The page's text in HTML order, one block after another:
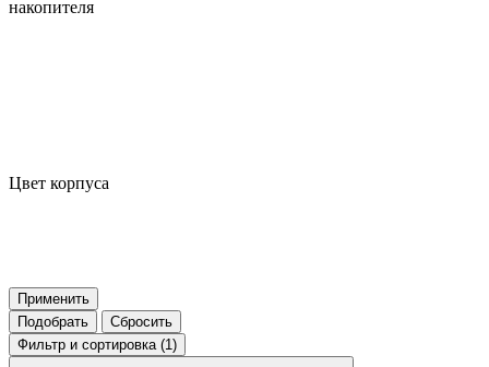
накопителя
Цвет корпуса
Применить
Подобрать
Сбросить
Фильтр и сортировка (1)